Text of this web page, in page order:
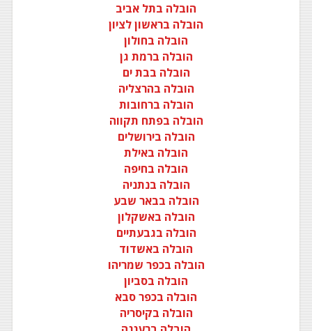
הובלה בתל אביב
הובלה בראשון לציון
הובלה בחולון
הובלה ברמת גן
הובלה בבת ים
הובלה בהרצליה
הובלה ברחובות
הובלה בפתח תקווה
הובלה בירושלים
הובלה באילת
הובלה בחיפה
הובלה בנתניה
הובלה בבאר שבע
הובלה באשקלון
הובלה בגבעתיים
הובלה באשדוד
הובלה בכפר שמריהו
הובלה בסביון
הובלה בכפר סבא
הובלה בקיסריה